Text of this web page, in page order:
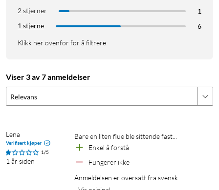
2 stjerner
1
1 stjerne
6
Klikk her ovenfor for å filtrere
Viser 3 av 7 anmeldelser
Relevans
Lena
Verifisert kjøper
1/5
1 år siden
Bare en liten flue ble sittende fast...
Enkel å forstå
Fungerer ikke
Anmeldelsen er oversatt fra svensk